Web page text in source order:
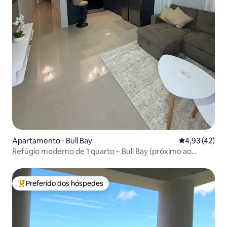
Apartamento ⋅ Bull Bay 4,93 de uma
4,93 (42)
Refúgio moderno de 1 quarto – Bull Bay (próximo ao
Entre os melhores preferidos dos hóspedes
Preferido dos hóspedes